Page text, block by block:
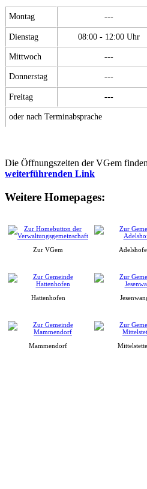
Montag ---
Dienstag 08:00 - 12:00 Uhr
Mittwoch ---
Donnerstag ---
Freitag ---
oder nach Terminabsprache
Die Öffnungszeiten der VGem
weiterführenden Link
Weitere Homepages:
Zur VGem
Hattenhofen
Mammendorf